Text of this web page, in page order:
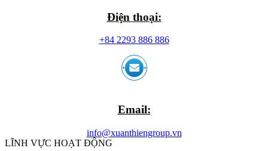
Điện thoại:
+84 2293 886 886
Email:
info@xuanthiengroup.vn
LĨNH VỰC HOẠT ĐỘNG